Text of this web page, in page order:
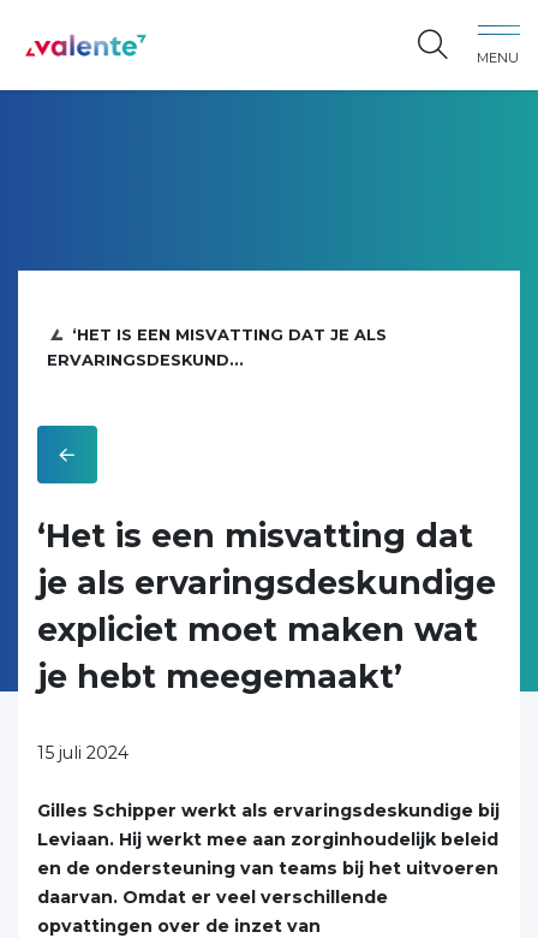
MENU
‘HET IS EEN MISVATTING DAT JE ALS
ERVARINGSDESKUND...
‘Het is een misvatting dat
je als ervaringsdeskundige
expliciet moet maken wat
je hebt meegemaakt’
15 juli 2024
Gilles Schipper werkt als ervaringsdeskundige bij
Leviaan. Hij werkt mee aan zorginhoudelijk beleid
en de ondersteuning van teams bij het uitvoeren
daarvan. Omdat er veel verschillende
opvattingen over de inzet van